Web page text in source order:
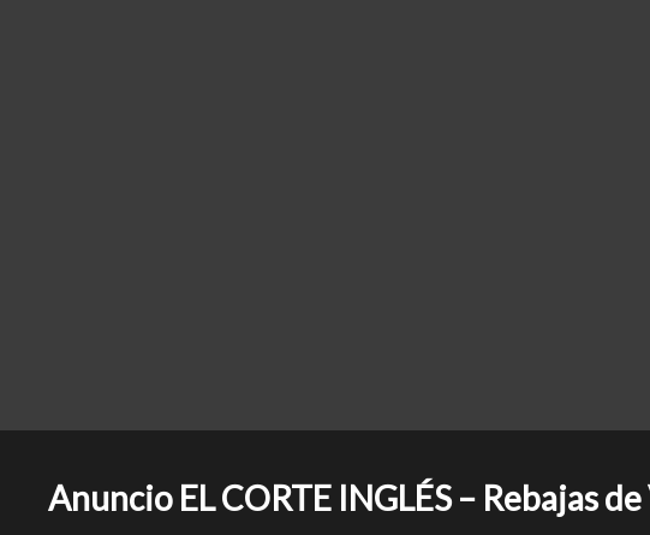
Anuncio EL CORTE INGLÉS – Rebajas